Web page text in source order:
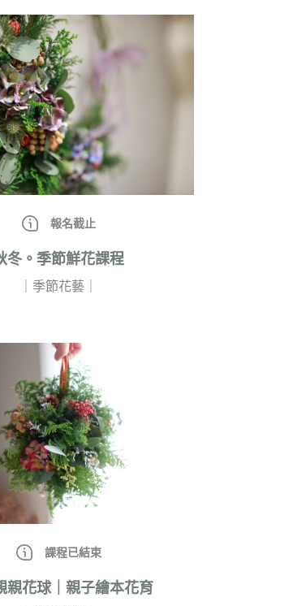
報名截止
冬。季節鮮花課程
｜季節花藝｜
課程已結束
親花球｜親子繪本花育